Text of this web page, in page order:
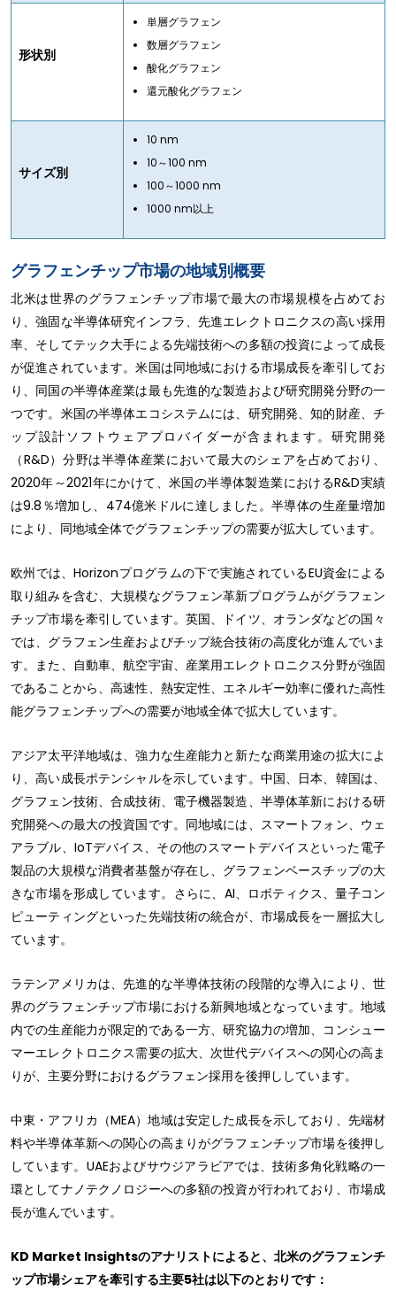
形状別
単層グラフェン
数層グラフェン
酸化グラフェン
還元酸化グラフェン
サイズ別
10 nm
10～100 nm
100～1000 nm
1000 nm以上
グラフェンチップ市場の地域別概要
北米は世界のグラフェンチップ市場で最大の市場規模を占めてお
り、強固な半導体研究インフラ、先進エレクトロニクスの高い採用
率、そしてテック大手による先端技術への多額の投資によって成長
が促進されています。米国は同地域における市場成長を牽引してお
り、同国の半導体産業は最も先進的な製造および研究開発分野の一
つです。米国の半導体エコシステムには、研究開発、知的財産、チ
ップ設計ソフトウェアプロバイダーが含まれます。研究開発
（R&D）分野は半導体産業において最大のシェアを占めており、
2020年～2021年にかけて、米国の半導体製造業におけるR&D実績
は9.8％増加し、474億米ドルに達しました。半導体の生産量増加
により、同地域全体でグラフェンチップの需要が拡大しています。
欧州では、Horizonプログラムの下で実施されているEU資金による
取り組みを含む、大規模なグラフェン革新プログラムがグラフェン
チップ市場を牽引しています。英国、ドイツ、オランダなどの国々
では、グラフェン生産およびチップ統合技術の高度化が進んでいま
す。また、自動車、航空宇宙、産業用エレクトロニクス分野が強固
であることから、高速性、熱安定性、エネルギー効率に優れた高性
能グラフェンチップへの需要が地域全体で拡大しています。
アジア太平洋地域は、強力な生産能力と新たな商業用途の拡大によ
り、高い成長ポテンシャルを示しています。中国、日本、韓国は、
グラフェン技術、合成技術、電子機器製造、半導体革新における研
究開発への最大の投資国です。同地域には、スマートフォン、ウェ
アラブル、IoTデバイス、その他のスマートデバイスといった電子
製品の大規模な消費者基盤が存在し、グラフェンベースチップの大
きな市場を形成しています。さらに、AI、ロボティクス、量子コン
ピューティングといった先端技術の統合が、市場成長を一層拡大し
ています。
ラテンアメリカは、先進的な半導体技術の段階的な導入により、世
界のグラフェンチップ市場における新興地域となっています。地域
内での生産能力が限定的である一方、研究協力の増加、コンシュー
マーエレクトロニクス需要の拡大、次世代デバイスへの関心の高ま
りが、主要分野におけるグラフェン採用を後押ししています。
中東・アフリカ（MEA）地域は安定した成長を示しており、先端材
料や半導体革新への関心の高まりがグラフェンチップ市場を後押し
しています。UAEおよびサウジアラビアでは、技術多角化戦略の一
環としてナノテクノロジーへの多額の投資が行われており、市場成
長が進んでいます。
KD Market Insightsのアナリストによると、北米のグラフェンチ
ップ市場シェアを牽引する主要5社は以下のとおりです：